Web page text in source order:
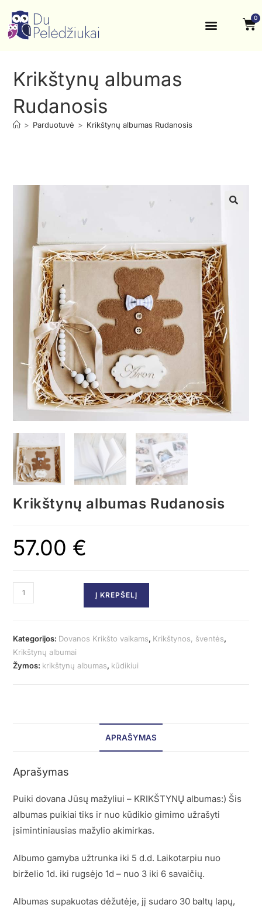
0
Krikštynų albumas
Rudanosis
> Parduotuvė > Krikštynų albumas Rudanosis
Krikštynų albumas Rudanosis
57.00 €
Į KREPŠELĮ
Kategorijos: Dovanos Krikšto vaikams, Krikštynos, šventės,
Krikštynų albumai
Žymos: krikštynų albumas, kūdikiui
APRAŠYMAS
Aprašymas
Puiki dovana Jūsų mažyliui – KRIKŠTYNŲ albumas:) Šis
albumas puikiai tiks ir nuo kūdikio gimimo užrašyti
įsimintiniausias mažylio akimirkas.
Albumo gamyba užtrunka iki 5 d.d. Laikotarpiu nuo
birželio 1d. iki rugsėjo 1d – nuo 3 iki 6 savaičių.
Albumas supakuotas dėžutėje, jį sudaro 30 baltų lapų,